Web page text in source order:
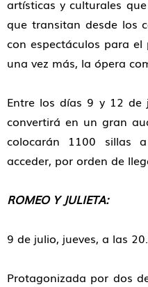
artísticas y culturales
que transitan desde los
con espectáculos para
una vez más, la ópera
Entre los días 9 y 12 de
convertirá en un gran
colocarán 1100 sillas
acceder, por orden de
ROMEO Y JULIETA:
9 de julio, jueves, a las
Protagonizada por dos